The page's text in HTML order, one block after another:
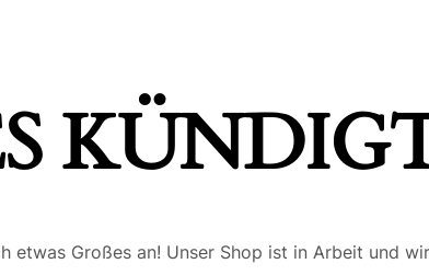
etwas Großes an! Unser Shop ist in Arbeit und